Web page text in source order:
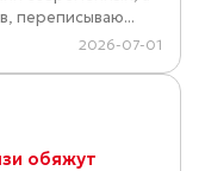
переписываю...
2026-07-01
обяжут